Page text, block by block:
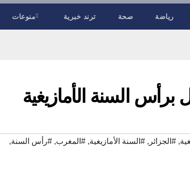
رياضة صحة ترند خبرية منوعات
السنة الأمازيغية
, #الجزائر , #السنة الأمازيغية, #المغرب, #رأس السنة,